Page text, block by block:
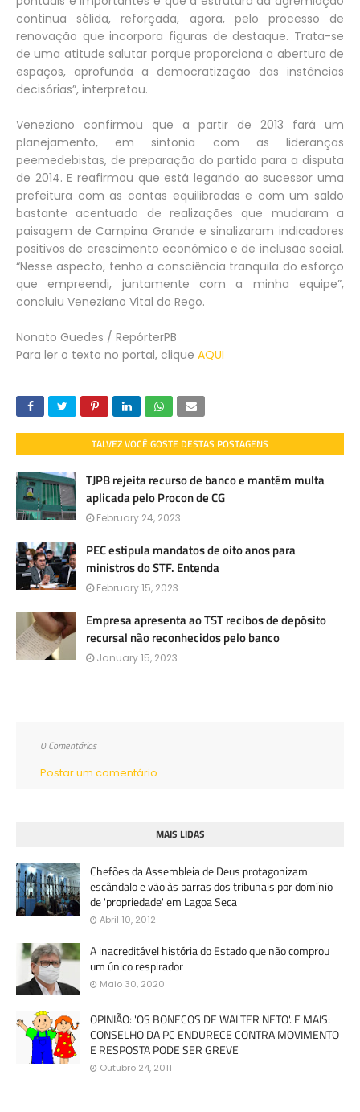
continua sólida, reforçada, agora, pelo processo de
renovação que incorpora figuras de destaque. Trata-se
de uma atitude salutar porque proporciona a abertura de
espaços, aprofunda a democratização das instâncias
decisórias”, interpretou.
Veneziano confirmou que a partir de 2013 fará um
planejamento, em sintonia com as lideranças
peemedebistas, de preparação do partido para a disputa
de 2014. E reafirmou que está legando ao sucessor uma
prefeitura com as contas equilibradas e com um saldo
bastante acentuado de realizações que mudaram a
paisagem de Campina Grande e sinalizaram indicadores
positivos de crescimento econômico e de inclusão social.
“Nesse aspecto, tenho a consciência tranqüila do esforço
que empreendi, juntamente com a minha equipe”,
concluiu Veneziano Vital do Rego.
Nonato Guedes / RepórterPB
Para ler o texto no portal, clique AQUI
TALVEZ VOCÊ GOSTE DESTAS POSTAGENS
TJPB rejeita recurso de banco e mantém multa
aplicada pelo Procon de CG
February 24, 2023
PEC estipula mandatos de oito anos para
ministros do STF. Entenda
February 15, 2023
Empresa apresenta ao TST recibos de depósito
recursal não reconhecidos pelo banco
January 15, 2023
0 Comentários
Postar um comentário
MAIS LIDAS
Chefões da Assembleia de Deus protagonizam
escândalo e vão às barras dos tribunais por domínio
de 'propriedade' em Lagoa Seca
Abril 10, 2012
A inacreditável história do Estado que não comprou
um único respirador
Maio 30, 2020
OPINIÃO: 'OS BONECOS DE WALTER NETO'. E MAIS:
CONSELHO DA PC ENDURECE CONTRA MOVIMENTO
E RESPOSTA PODE SER GREVE
Outubro 24, 2011